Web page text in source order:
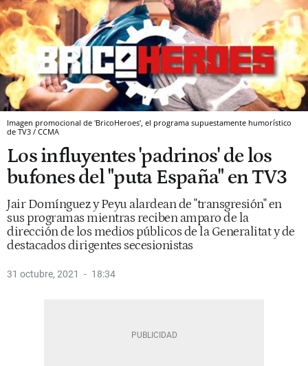
Imagen promocional de 'BricoHeroes', el programa supuestamente humorístico
de TV3 / CCMA
Los influyentes 'padrinos' de los
bufones del "puta España" en TV3
Jair Domínguez y Peyu alardean de "transgresión" en
sus programas mientras reciben amparo de la
dirección de los medios públicos de la Generalitat y de
destacados dirigentes secesionistas
31 octubre, 2021 18:34